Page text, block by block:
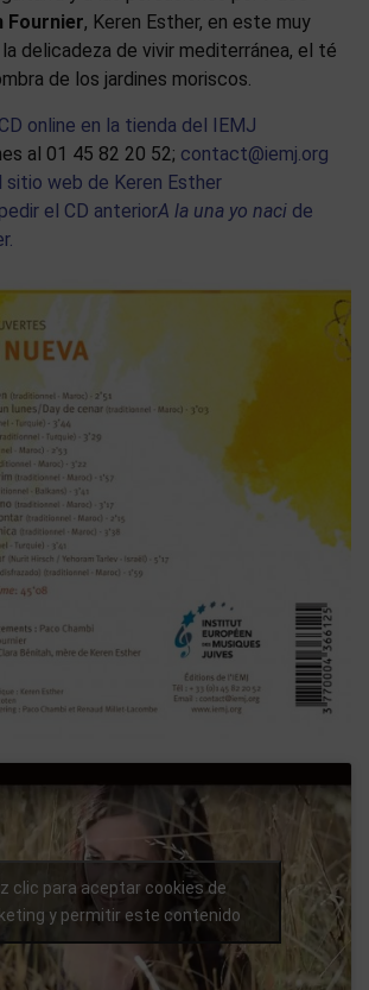
Fournier, Keren Esther, en este muy
la delicadeza de vivir mediterránea, el té
de los jardines moriscos.
online en la tienda del IEMJ
al 01 45 82 20 52; contact@iemj.org
sitio web de Keren Esther
el CD anteriorA la una yo naci de
clic para aceptar cookies de
y permitir este contenido